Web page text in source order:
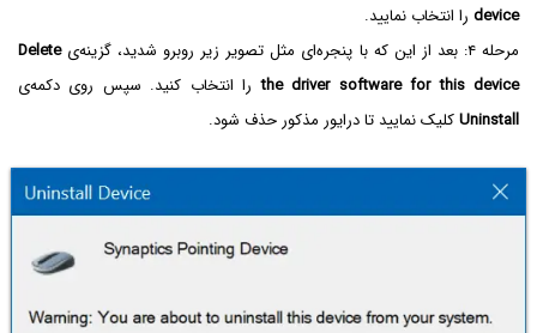
device را انتخاب نمایید.
مرحله ۴: بعد از این که با پنجره‌ای مثل تصویر زیر روبرو شدید، گزینه‌ی
Delete
the driver software for this deviceرا انتخاب کنید. سپس روی دکمه‌ی
Uninstallکلیک نمایید تا درایور مذکور حذف شود.